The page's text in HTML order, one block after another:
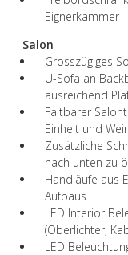
Eignerkammer
Salon
Grosszügiges
U-Sofa an
ausreichend
Faltbarer
Einheit und
Zusätzliche
nach unten zu
Handläufe aus
Aufbaus
LED Interior
(Oberlichter,
LED